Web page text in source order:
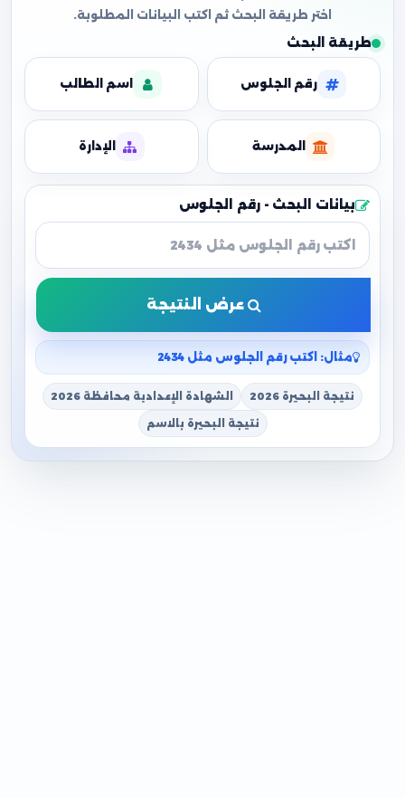
طريقة البحث
رقم الجلوس اسم الطالب
المدرسة الإدارة
بيانات البحث - رقم الجلوس
عرض النتيجة
مثال: اكتب رقم الجلوس مثل 2434
نتيجة البحيرة 2026 الشهادة الإعدادية محافظة 2026
نتيجة البحيرة بالاسم